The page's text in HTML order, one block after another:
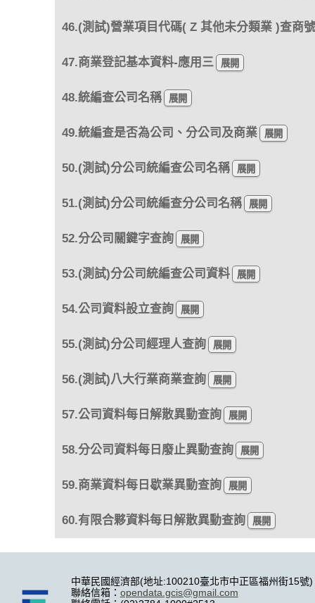
46.(測試)營業項目代碼( Z 其他未分類業 )查商號
47.商業登記基本資料-應用三
48.統編查公司名稱
49.統編查是否為公司、分公司及商業
50.(測試)分公司統編查公司名稱
51.(測試)分公司統編查分公司名稱
52.分公司關鍵字查詢
53.(測試)分公司統編查公司資料
54.公司資料設立查詢
55.(測試)分公司經理人查詢
56.(測試)八大行業商業查詢
57.公司資料每日解散異動查詢
58.分公司資料每日廢止異動查詢
59.商業資料每日歇業異動查詢
60.有限合夥資料每日解散異動查詢
中華民國經濟部(地址:100210臺北市中正區福州街15號)
聯絡信箱： opendata.gcis@gmail.com